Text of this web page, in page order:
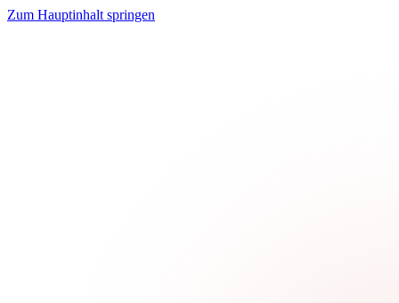
Zum Hauptinhalt springen